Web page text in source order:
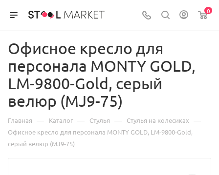
0
Офисное кресло для
персонала MONTY GOLD,
LM-9800-Gold, серый
велюр (MJ9-75)
Главная — Каталог — Стулья — Стулья на колесиках —
Офисное кресло для персонала MONTY GOLD, LM-9800-Gold,
серый велюр (MJ9-75)